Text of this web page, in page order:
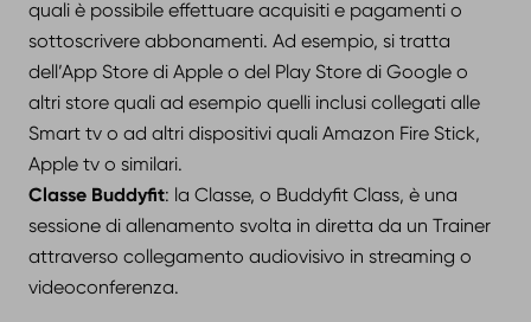
quali è possibile effettuare acquisiti e pagamenti o
sottoscrivere abbonamenti. Ad esempio, si tratta
dell’App Store di Apple o del Play Store di Google o
altri store quali ad esempio quelli inclusi collegati alle
Smart tv o ad altri dispositivi quali Amazon Fire Stick,
Apple tv o similari.
Classe Buddyfit: la Classe, o Buddyfit Class, è una
sessione di allenamento svolta in diretta da un Trainer
attraverso collegamento audiovisivo in streaming o
videoconferenza.